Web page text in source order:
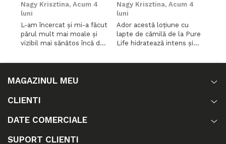
Nagy Krisztina, Acum 4
luni
L-am încercat și mi-a făcut
părul mult mai moale și
vizibil mai sănătos încă de
place că nu îl încarcă, dar îl
un aspect strălucitor și
Nagy Krisztina, Acum 4
luni
Ador acestă loțiune cu
lapte de cămilă de la Pure
Life hidratează intens și
Se absoarbe rapid,
MAGAZINUL MEU
CLIENTI
DATE COMERCIALE
SUPORT CLIENTI